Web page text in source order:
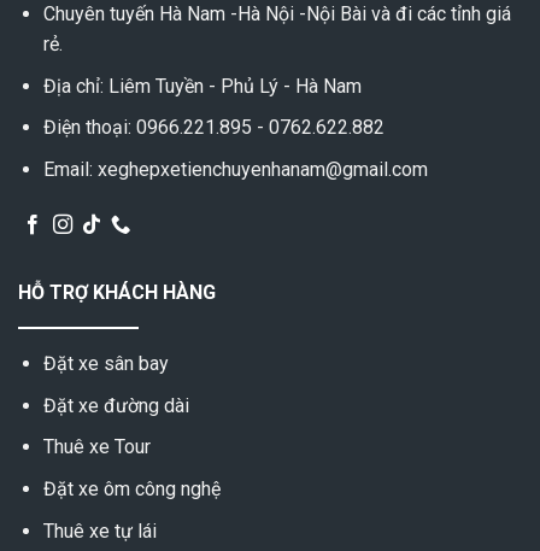
Chuyên tuyến Hà Nam -Hà Nội -Nội Bài và đi các tỉnh giá
rẻ.
Địa chỉ: Liêm Tuyền - Phủ Lý - Hà Nam
Điện thoại: 0966.221.895 - 0762.622.882
Email: xeghepxetienchuyenhanam@gmail.com
HỖ TRỢ KHÁCH HÀNG
Đặt xe sân bay
Đặt xe đường dài
Thuê xe Tour
Đặt xe ôm công nghệ
Thuê xe tự lái